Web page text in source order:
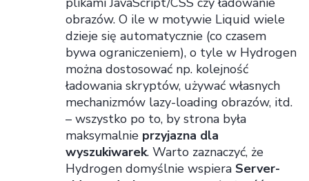
obrazów. O ile w motywie Liquid wiele
dzieje się automatycznie (co czasem
bywa ograniczeniem), o tyle w Hydrogen
można dostosować np. kolejność
ładowania skryptów, używać własnych
mechanizmów lazy-loading obrazów, itd.
– wszystko po to, by strona była
maksymalnie przyjazna dla
wyszukiwarek. Warto zaznaczyć, że
Hydrogen domyślnie wspiera Server-